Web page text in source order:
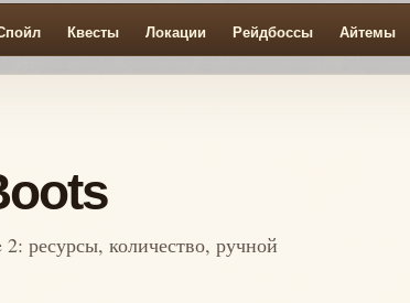
Квесты Локации Рейдбоссы Айтемы
ресурсы, количество, ручной